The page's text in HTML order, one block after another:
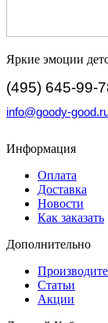
Яркие эмоции
(495) 645-99-
info@goody-
Информация
Оплата
Доставка
Новости
Как заказать
Дополнительно
Статьи
Акции